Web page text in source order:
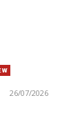
26/07/2026